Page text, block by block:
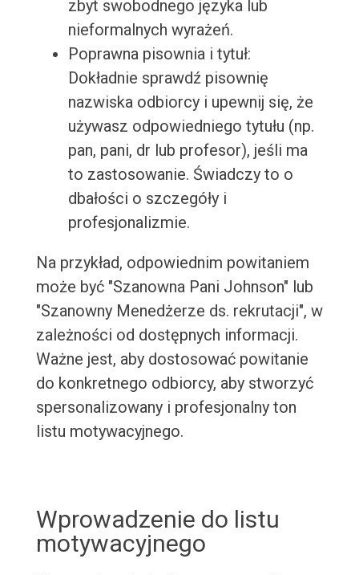
zbyt swobodnego języka lub
nieformalnych wyrażeń.
Poprawna pisownia i tytuł:
Dokładnie sprawdź pisownię
nazwiska odbiorcy i upewnij się, że
używasz odpowiedniego tytułu (np.
pan, pani, dr lub profesor), jeśli ma
to zastosowanie. Świadczy to o
dbałości o szczegóły i
profesjonalizmie.
Na przykład, odpowiednim powitaniem
może być "Szanowna Pani Johnson" lub
"Szanowny Menedżerze ds. rekrutacji", w
zależności od dostępnych informacji.
Ważne jest, aby dostosować powitanie
do konkretnego odbiorcy, aby stworzyć
spersonalizowany i profesjonalny ton
listu motywacyjnego.
Wprowadzenie do listu
motywacyjnego